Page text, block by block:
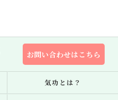
お問い合わせはこちら
気功とは？